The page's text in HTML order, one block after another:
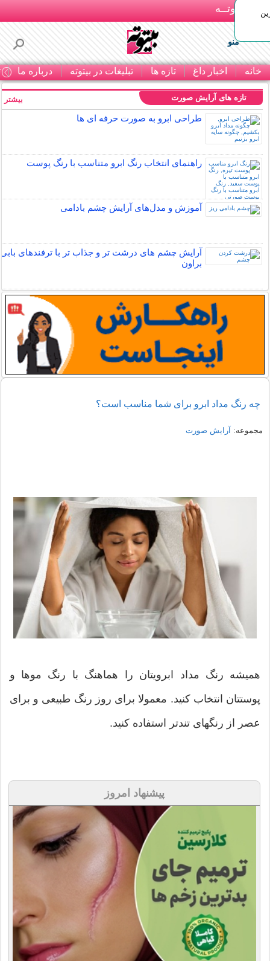
بـیتوتــه
منو
خانه اخبار داغ تازه ها تبلیغات در بیتوته درباره ما
تازه های آرایش صورت
طراحی ابرو به صورت حرفه ای ها
راهنمای انتخاب رنگ ابرو متناسب با رنگ پوست
آموزش و مدل‌های آرایش چشم بادامی
آرایش چشم های درشت تر و جذاب تر با ترفندهای بابی
براون
بیشتر
چه رنگ مداد ابرو برای شما مناسب است؟
مجموعه: آرایش صورت
همیشه رنگ مداد ابرویتان را هماهنگ با رنگ موها و
پوستتان انتخاب کنید. معمولا برای روز رنگ طبیعی و برای
عصر از رنگهای تندتر استفاده کنید.
پیشنهاد امروز